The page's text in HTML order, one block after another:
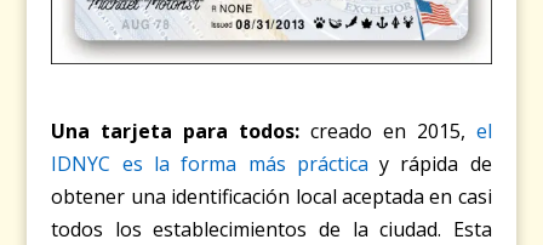
Una tarjeta para todos: creado en 2015, el
IDNYC es la forma más práctica y rápida de
obtener una identificación local aceptada en casi
todos los establecimientos de la ciudad. Esta